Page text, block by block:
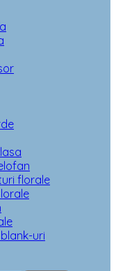
florale
uri